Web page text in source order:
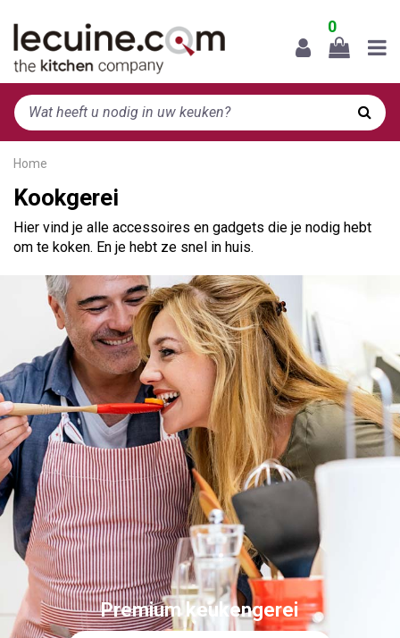
0
Home
Kookgerei
Hier vind je alle accessoires en gadgets die je nodig hebt
om te koken. En je hebt ze snel in huis.
Premium keukengerei